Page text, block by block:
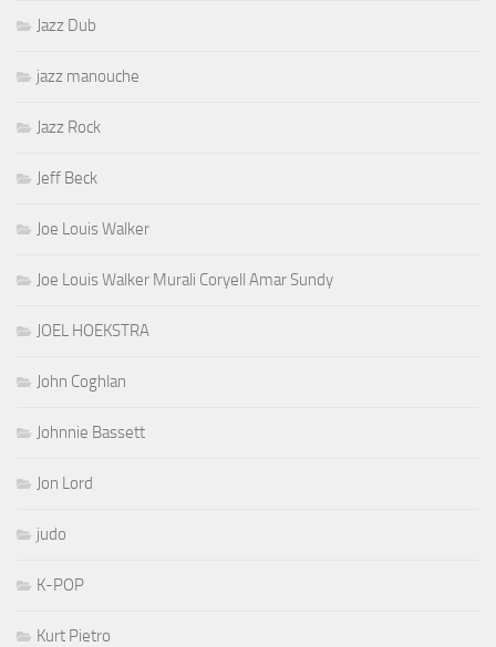
Jazz Dub
jazz manouche
Jazz Rock
Jeff Beck
Joe Louis Walker
Joe Louis Walker Murali Coryell Amar Sundy
JOEL HOEKSTRA
John Coghlan
Johnnie Bassett
Jon Lord
judo
K-POP
Kurt Pietro